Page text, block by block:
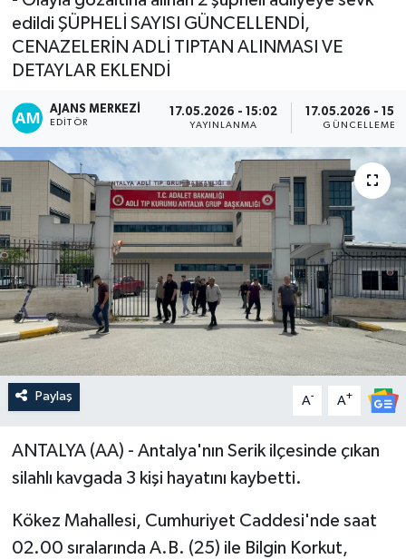
edildi ŞÜPHELİ SAYISI GÜNCELLENDİ,
CENAZELERİN ADLİ TIPTAN ALINMASI VE
DETAYLAR EKLENDİ
AJANS MERKEZI
EDITÖR
17.05.2026 - 15:02
YAYINLANMA
17.05.2026 -
GÜNCELLEME
Paylaş A- A+
ANTALYA (AA) - Antalya'nın Serik ilçesinde çıkan
silahlı kavgada 3 kişi hayatını kaybetti.
Kökez Mahallesi, Cumhuriyet Caddesi'nde saat
02.00 sıralarında A.B. (25) ile Bilgin Korkut,